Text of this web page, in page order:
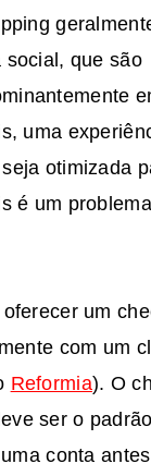
social, que são
uma
otimizada
é um
um
com um
Reformia). O
ser o
conta